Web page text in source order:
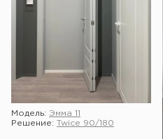
Модель: Эмма 11
Решение: Twice 90/180